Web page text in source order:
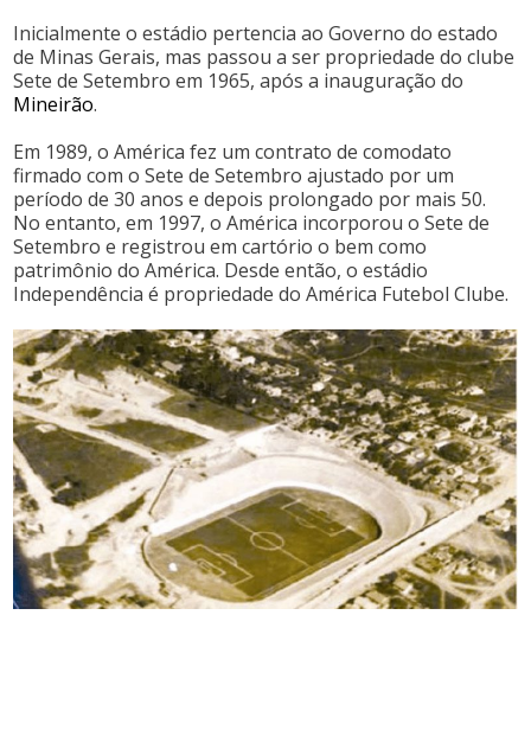
Inicialmente o estádio pertencia ao Governo do estado
de Minas Gerais, mas passou a ser propriedade do clube
Sete de Setembro em 1965, após a inauguração do
Mineirão.
Em 1989, o América fez um contrato de comodato
firmado com o Sete de Setembro ajustado por um
período de 30 anos e depois prolongado por mais 50.
No entanto, em 1997, o América incorporou o Sete de
Setembro e registrou em cartório o bem como
patrimônio do América. Desde então, o estádio
Independência é propriedade do América Futebol Clube.